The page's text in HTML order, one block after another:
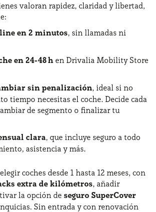
valoran rapidez, claridad y libertad,
en 2 minutos, sin llamadas ni
en 24-48 h en Drivalia Mobility Store
sin penalización, ideal si no
tiempo necesitas el coche. Decide cada
de segmento o finalizar tu
clara, que incluye seguro a todo
asistencia y más.
coches desde 1 hasta 12 meses, con
extra de kilómetros, añadir
la opción de seguro SuperCover
Sin entrada y con renovación